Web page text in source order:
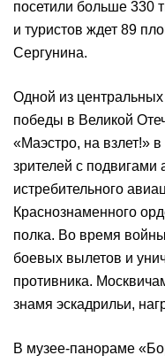
посетили больше 330
и туристов ждет 89
Сергунина.
Одной из центральных
победы в Великой
«Маэстро, на взлет!»
зрителей с подвигами
истребительного
Краснознаменного
полка. Во время
боевых вылетов и
противника.
знамя эскадрильи,
В музее-панораме